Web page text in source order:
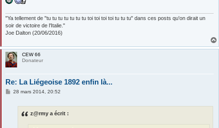
"Ya tellement de "tu tu tu tu tu tu tu toi toi toi toi tu tu tu" dans ces posts qu'on dirait un
soir de victoire de l'Italie."
Joe Dalton (20/06/2016)
CEW 66
Donateur
Re: La Liégeoise 1892 enfin là...
M28 mars 2014, 20:52
z@rmy a écrit :